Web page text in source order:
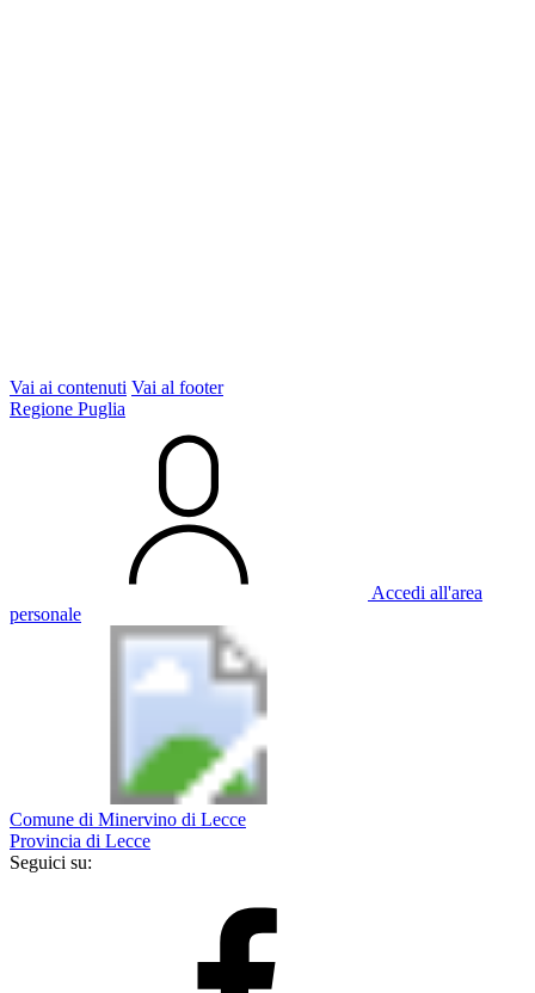
Vai ai contenuti Vai al footer
Regione Puglia
Accedi all'area
personale
Comune di Minervino di Lecce
Provincia di Lecce
Seguici su: